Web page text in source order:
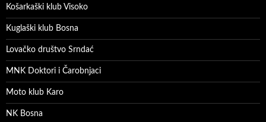
Košarkaški klub Visoko
Kuglaški klub Bosna
Lovačko društvo Srndać
MNK Doktori i Čarobnjaci
Moto klub Karo
NK Bosna